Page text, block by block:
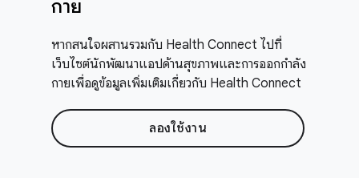
กาย
หากสนใจผสานรวมกับ Health Connect ไปที่
เว็บไซต์นักพัฒนาแอปด้านสุขภาพและการออกกำลัง
กายเพื่อดูข้อมูลเพิ่มเติมเกี่ยวกับ Health Connect
ลองใช้งาน